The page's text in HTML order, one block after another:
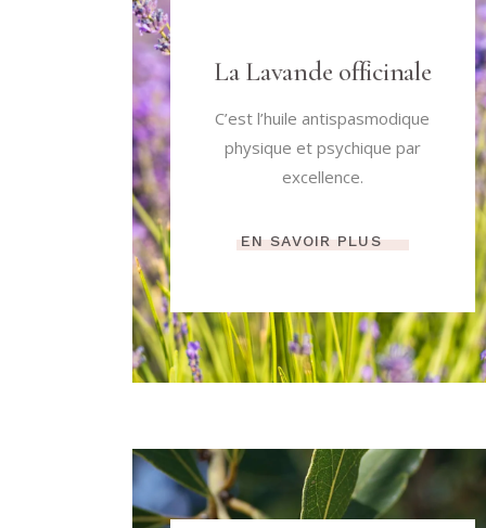
La Lavande officinale
C’est l’huile antispasmodique
physique et psychique par
excellence.
EN SAVOIR PLUS